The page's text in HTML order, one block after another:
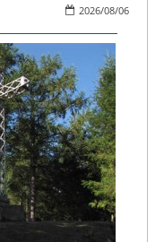
2026/08/06